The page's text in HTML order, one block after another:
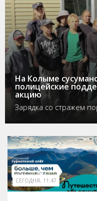
На Колыме
полицейские
акцию
Зарядка со стражем
СЕГОДНЯ, 11:47